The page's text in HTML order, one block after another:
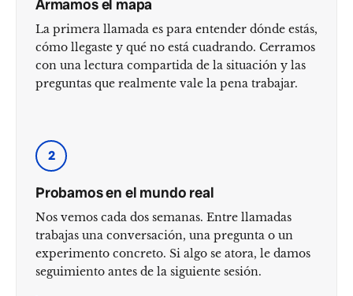
Armamos el mapa
La primera llamada es para entender dónde estás,
cómo llegaste y qué no está cuadrando. Cerramos
con una lectura compartida de la situación y las
preguntas que realmente vale la pena trabajar.
2
Probamos en el mundo real
Nos vemos cada dos semanas. Entre llamadas
trabajas una conversación, una pregunta o un
experimento concreto. Si algo se atora, le damos
seguimiento antes de la siguiente sesión.